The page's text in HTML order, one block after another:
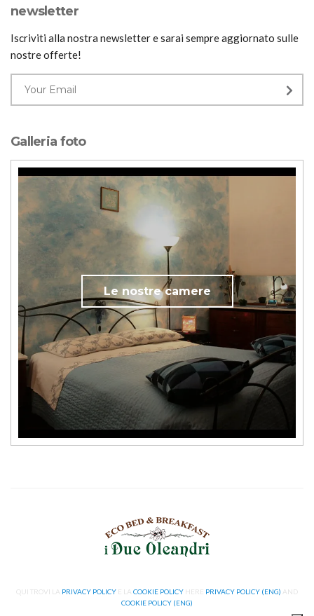
newsletter
Iscriviti alla nostra newsletter e sarai sempre aggiornato sulle
nostre offerte!
Galleria foto
Le nostre camere
QUI TROVI LA PRIVACY POLICY E LA COOKIE POLICY HERE PRIVACY POLICY (ENG) AND
COOKIE POLICY (ENG)